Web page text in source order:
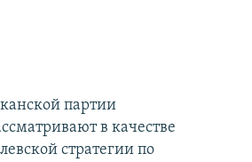
партии
в качестве
стратегии по